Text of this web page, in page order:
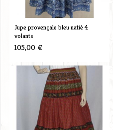
Jupe provençale bleu natié 4
volants
105,00 €